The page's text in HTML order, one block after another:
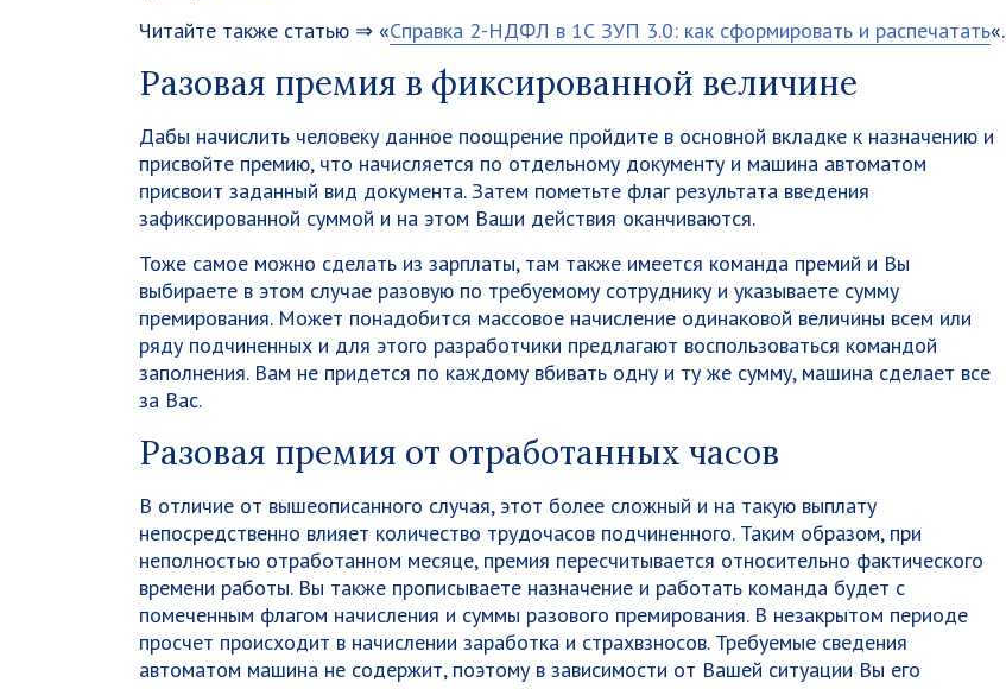
Читайте также статью ⇒ «Справка 2-НДФЛ в 1С ЗУП 3.0: как сформировать и распечатать«.
Разовая премия в фиксированной величине
Дабы начислить человеку данное поощрение пройдите в основной вкладке к назначению и
присвойте премию, что начисляется по отдельному документу и машина автоматом
присвоит заданный вид документа. Затем пометьте флаг результата введения
зафиксированной суммой и на этом Ваши действия оканчиваются.
Тоже самое можно сделать из зарплаты, там также имеется команда премий и Вы
выбираете в этом случае разовую по требуемому сотруднику и указываете сумму
премирования. Может понадобится массовое начисление одинаковой величины всем или
ряду подчиненных и для этого разработчики предлагают воспользоваться командой
заполнения. Вам не придется по каждому вбивать одну и ту же сумму, машина сделает все
за Вас.
Разовая премия от отработанных часов
В отличие от вышеописанного случая, этот более сложный и на такую выплату
непосредственно влияет количество трудочасов подчиненного. Таким образом, при
неполностью отработанном месяце, премия пересчитывается относительно фактического
времени работы. Вы также прописываете назначение и работать команда будет с
помеченным флагом начисления и суммы разового премирования. В незакрытом периоде
просчет происходит в начислении заработка и страхвзносов. Требуемые сведения
автоматом машина не содержит, поэтому в зависимости от Вашей ситуации Вы его